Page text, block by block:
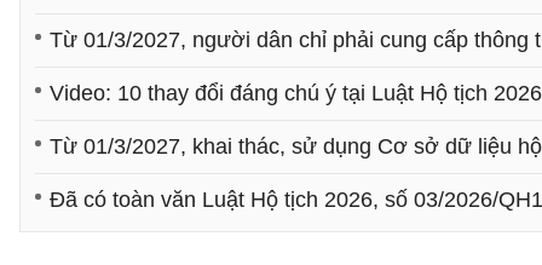
Từ 01/3/2027, người dân chỉ phải cung cấp thông
Video: 10 thay đổi đáng chú ý tại Luật Hộ tịch
Từ 01/3/2027, khai thác, sử dụng Cơ sở dữ liệu
Đã có toàn văn Luật Hộ tịch 2026, số 03/2026/